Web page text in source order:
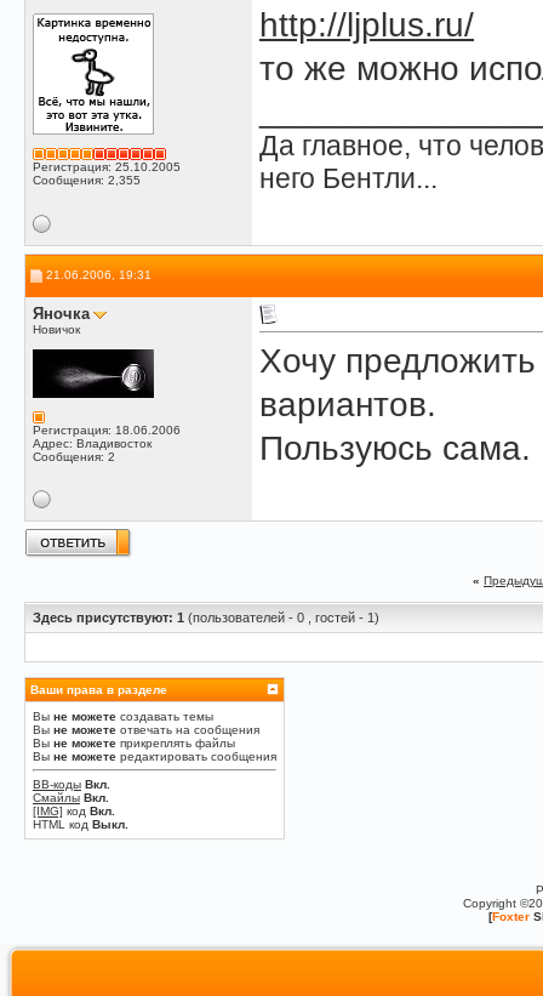
Регистрация: 25.10.2005
Сообщения: 2,355
http://ljplus.ru/
то же можно
Да главное, что
него Бентли...
21.06.2006, 19:31
Яночка
Новичок
Регистрация: 18.06.2006
Адрес: Владивосток
Сообщения: 2
Хочу
вариантов.
Пользуюсь сама.
«
Здесь присутствуют: 1 (пользователей - 0 , гостей - 1)
Ваши права в разделе
Вы не можете создавать темы
Вы не можете отвечать на сообщения
Вы не можете прикреплять файлы
Вы не можете редактировать сообщения
BB-коды Вкл.
Смайлы Вкл.
[IMG] код Вкл.
HTML код Выкл.
Copyright
[Foxter